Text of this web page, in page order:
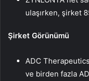
ulaşırken, şirket
Şirket Görünümü
ADC
ve birden fazla